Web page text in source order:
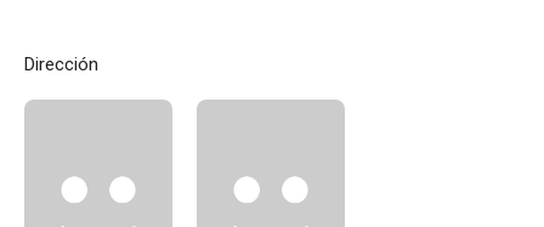
Dirección